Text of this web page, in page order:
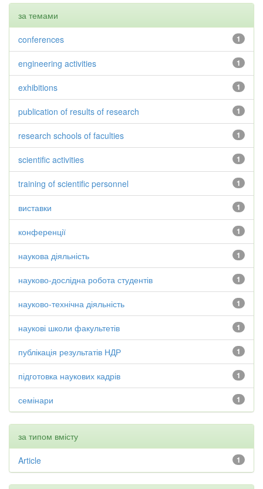
за темами
1
conferences
1
engineering activities
1
exhibitions
1
publication of results of research
1
research schools of faculties
1
scientific activities
1
training of scientific personnel
1
виставки
1
конференції
1
наукова діяльність
1
науково-дослідна робота студентів
1
науково-технічна діяльність
1
наукові школи факультетів
1
публікація результатів НДР
1
підготовка наукових кадрів
1
семінари
за типом вмісту
1
Article